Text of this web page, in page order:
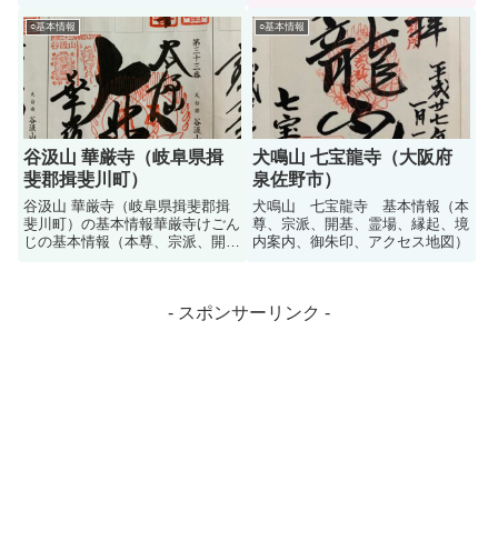
じんじゃの基本情報（御祭神、御
利益、霊場、由緒、境内、御朱
印、アクセス）です。丹生官省符
神社の御祭神第一殿丹生都比売大
神...
ス）です。談山神社の御祭神藤原
鎌足ふじわらのかまたり公飛鳥時
代の貴族で、645年に中大兄皇
子...
○基本情報
谷汲山 華厳寺（岐阜県揖
斐郡揖斐川町）
谷汲山 華厳寺（岐阜県揖斐郡揖
斐川町）の基本情報華厳寺けごん
じの基本情報（本尊、宗派、開
宗てんだいしゅう華厳寺の開基開
○基本情報
犬鳴山 七宝龍寺（大阪府
泉佐野市）
犬鳴山 七宝龍寺 基本情報（本
尊、宗派、開基、霊場、縁起、境
内案内、御朱印、アクセス地図）
- スポンサーリンク -